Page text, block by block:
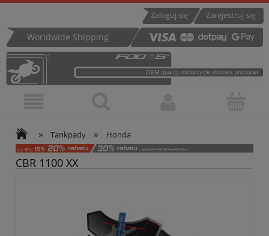
Zarejestruj się
Zaloguj się
Worldwide Shipping
» Tankpady » Honda
CBR 1100 XX